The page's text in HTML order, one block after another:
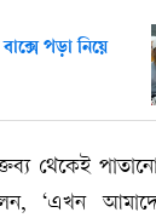
পড়া নিয়ে
থেকেই পাতানো
‘এখন